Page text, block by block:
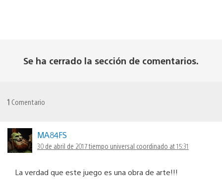
Se ha cerrado la sección de comentarios.
1 Comentario
MA84FS
30 de abril de 2017 tiempo universal coordinado at 15:31
La verdad que este juego es una obra de arte!!!